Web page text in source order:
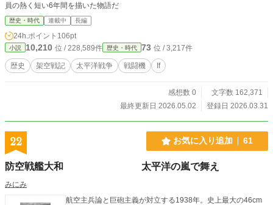
員の熱く短い6年間を描いた物語だ
歴史・時代 連載中 長編
24h.ポイント 106pt
小説 10,210 位 / 228,589件 歴史・時代 73 位 / 3,217件
歴史 架空戦記 太平洋戦争 戦闘機 If
感想数 0
文字数 162,371
最終更新日 2026.05.02
登録日 2026.03.31
22 お気に入り追加 61
防空戦艦大和 太平洋の嵐で舞え
みにみ
航空主兵論と巨砲主義が対立する1938年。史上最大の46cm